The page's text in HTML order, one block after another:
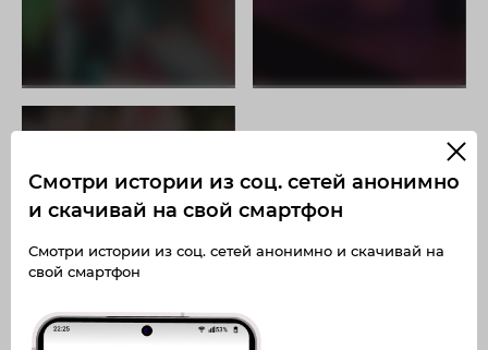
Получите доступ к архивным
публикациям korshuk_yulia
Получите доступ к архивным
историям korshuk_yulia
Не отвлекайтесь на рекламу
ограничений
Смотри истории из соц. сетей анонимно
и скачивай на свой смартфон
Смотри истории из соц. сетей анонимно и скачивай на
свой смартфон